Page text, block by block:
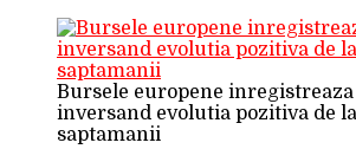
Bursele europene inregistreaza
inversand evolutia pozitiva de
saptamanii